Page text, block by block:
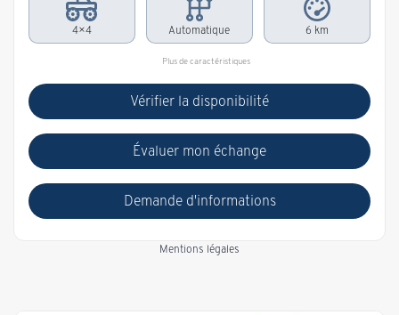
4×4 Automatique 6 km
Plus de caractéristiques
Vérifier la disponibilité
Évaluer mon échange
Demande d'informations
Mentions légales